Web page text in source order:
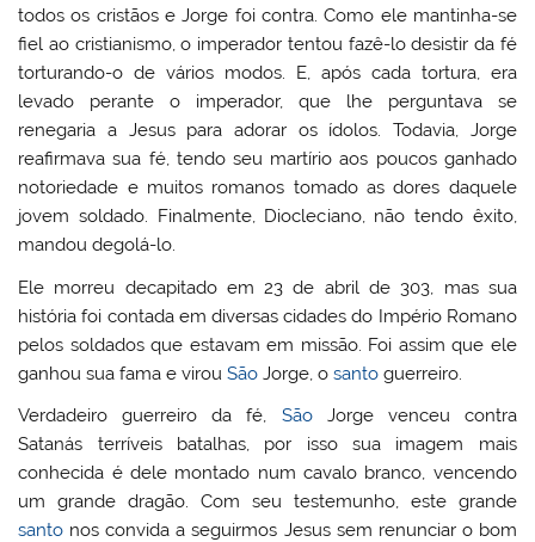
todos os cristãos e Jorge foi contra. Como ele mantinha-se
fiel ao cristianismo, o imperador tentou fazê-lo desistir da fé
torturando-o de vários modos. E, após cada tortura, era
levado perante o imperador, que lhe perguntava se
renegaria a Jesus para adorar os ídolos. Todavia, Jorge
reafirmava sua fé, tendo seu martírio aos poucos ganhado
notoriedade e muitos romanos tomado as dores daquele
jovem soldado. Finalmente, Diocleciano, não tendo êxito,
mandou degolá-lo.
Ele morreu decapitado em 23 de abril de 303, mas sua
história foi contada em diversas cidades do Império Romano
pelos soldados que estavam em missão. Foi assim que ele
ganhou sua fama e virouSão Jorge, osanto guerreiro.
Verdadeiro guerreiro da fé, SãoJorge venceu contra
Satanás terríveis batalhas, por isso sua imagem mais
conhecida é dele montado num cavalo branco, vencendo
um grande dragão. Com seu testemunho, este grande
santo nos convida a seguirmos Jesus sem renunciar o bom